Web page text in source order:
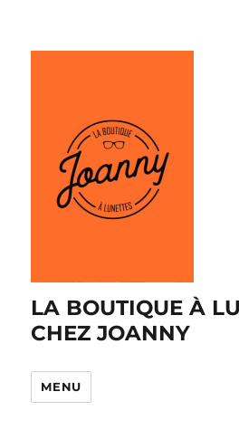
LA BOUTIQUE À
CHEZ JOANNY
MENU